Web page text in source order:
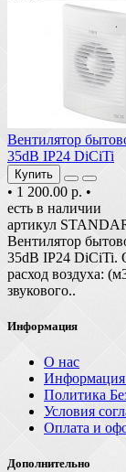
Вентилятор
35dB IP24 DiCiTi
Купить
• 1 200.00 р. •
есть в наличии
артикул
Вентилятор
35dB IP24 DiCiTi.
расход воздуха:
звукового..
Информация
О нас
Информация
Политика
Условия
Оплата и
Дополнительно